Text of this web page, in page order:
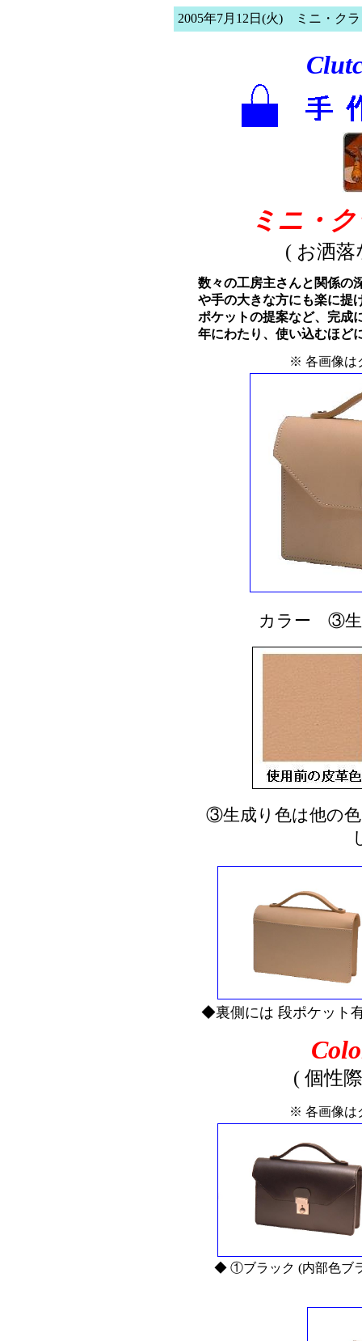
2005年7月12日(火) ミニ・ク
ミニ・
( お洒
数々の工房主さんと関係の
や手の大きな方にも楽に提
ポケットの提案など、完成
年にわたり、使い込むほど
※ 各画像は
カラー ③生
③生成り色は他の
◆裏側には 段ポケット
( 個性
※ 各画像は
◆ ①ブラック (内部色ブ